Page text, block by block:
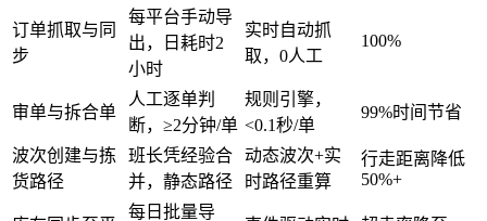
订单抓取与同
步
每平台手动导
出，日耗时2
小时
实时自动抓
取，0人工
100%
审单与拆合单
人工逐单判
断，≥2分钟/单
规则引擎，
<0.1秒/单
99%时间节省
波次创建与拣
货路径
班长凭经验合
并，静态路径
动态波次+实
时路径重算
行走距离降低
50%+
每日批量导